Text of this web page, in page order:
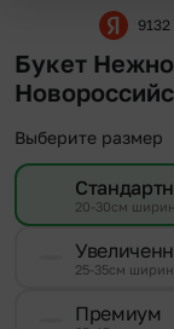
Букет
Выберите размер
20-30см
25-35см
Премиум